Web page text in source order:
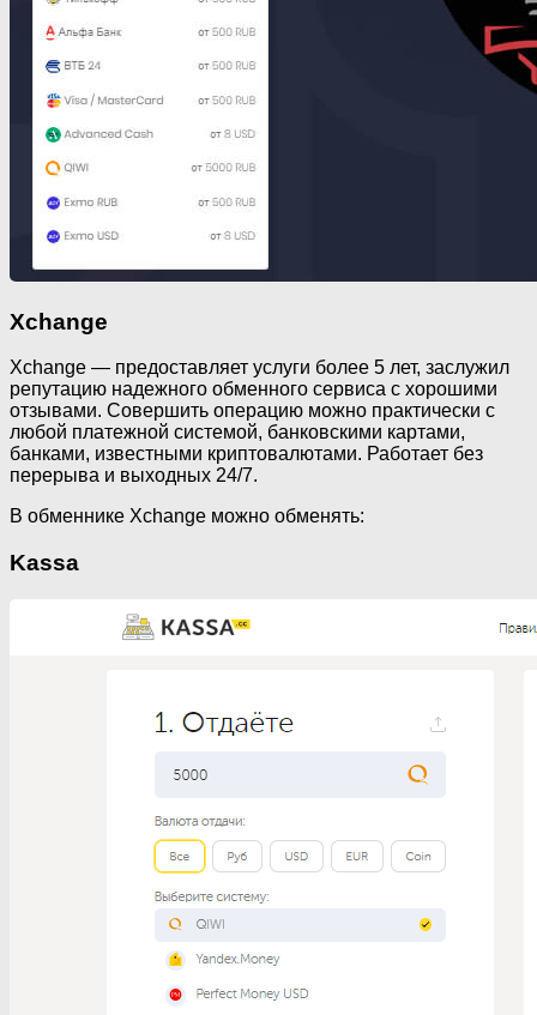
Xchange
Xchange — предоставляет услуги более 5 лет, заслужил
репутацию надежного обменного сервиса с хорошими
отзывами. Совершить операцию можно практически с
любой платежной системой, банковскими картами,
банками, известными криптовалютами. Работает без
перерыва и выходных 24/7.
В обменнике Xchange можно обменять:
Kassa